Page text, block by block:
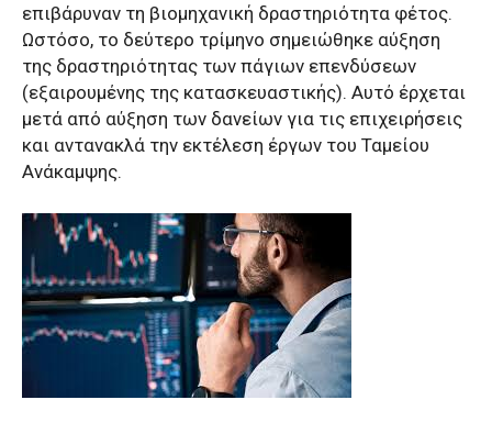
επιβάρυναν τη βιομηχανική δραστηριότητα φέτος.
Ωστόσο, το δεύτερο τρίμηνο σημειώθηκε αύξηση
της δραστηριότητας των πάγιων επενδύσεων
(εξαιρουμένης της κατασκευαστικής). Αυτό έρχεται
μετά από αύξηση των δανείων για τις επιχειρήσεις
και αντανακλά την εκτέλεση έργων του Ταμείου
Ανάκαμψης.